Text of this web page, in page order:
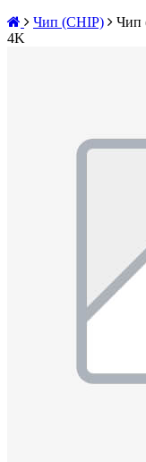
Чип (CHIP)
Чип
4K